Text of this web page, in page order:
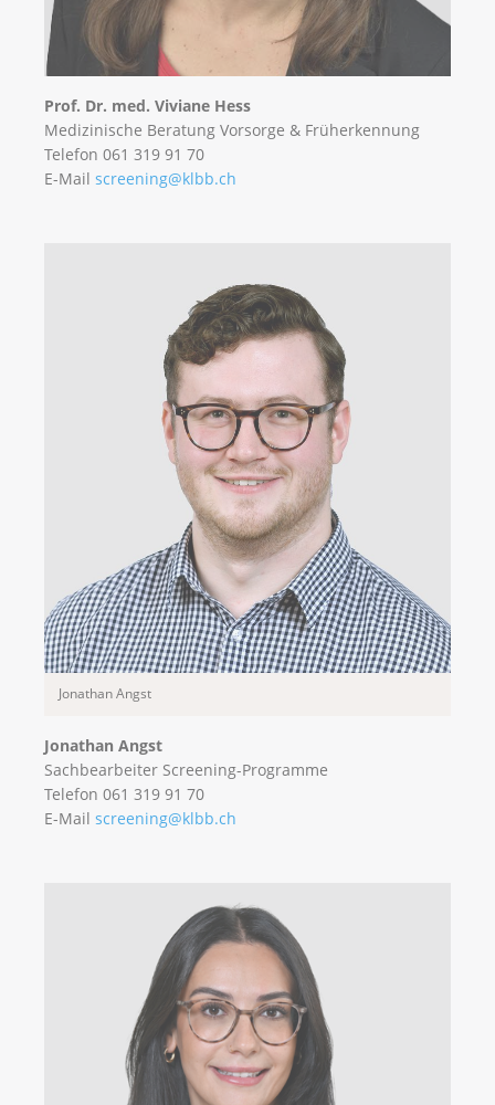
Prof. Dr. med. Viviane Hess
Medizinische Beratung Vorsorge & Früherkennung
Telefon 061 319 91 70
E-Mail screening@klbb.ch
Jonathan Angst
Jonathan Angst
Sachbearbeiter Screening-Programme
Telefon 061 319 91 70
E-Mail screening@klbb.ch